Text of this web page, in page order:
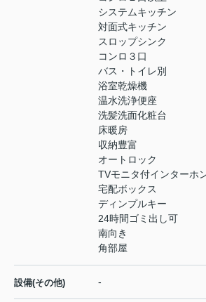
システムキッチン
対面式キッチン
スロップシンク
コンロ３口
バス・トイレ別
浴室乾燥機
温水洗浄便座
洗髪洗面化粧台
床暖房
収納豊富
オートロック
TVモニタ付インターホ
宅配ボックス
ディンプルキー
24時間ゴミ出し可
南向き
角部屋
設備(その他) -